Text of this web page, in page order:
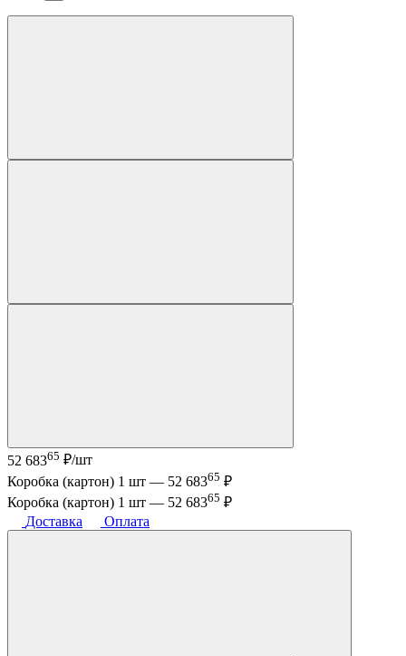
52 68365 ₽/шт
Коробка (картон) 1 шт — 52 68365 ₽
Коробка (картон) 1 шт — 52 68365 ₽
Доставка
Оплата